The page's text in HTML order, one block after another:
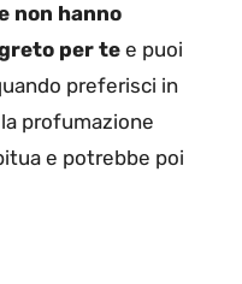
non hanno
per te e puoi
preferisci in
profumazione
e potrebbe poi